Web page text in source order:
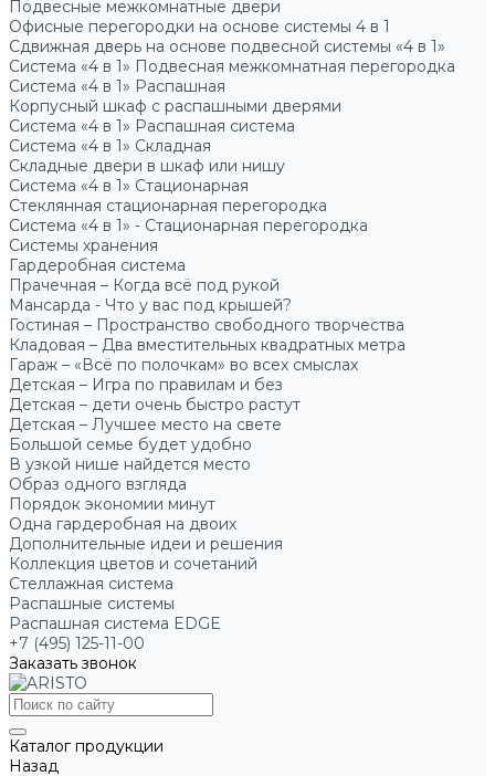
Подвесные межкомнатные двери
Офисные перегородки на основе системы 4 в 1
Сдвижная дверь на основе подвесной системы «4 в 1»
Система «4 в 1» Подвесная межкомнатная перегородка
Система «4 в 1» Распашная
Корпусный шкаф с распашными дверями
Система «4 в 1» Распашная система
Система «4 в 1» Складная
Складные двери в шкаф или нишу
Система «4 в 1» Стационарная
Стеклянная стационарная перегородка
Система «4 в 1» - Стационарная перегородка
Системы хранения
Гардеробная система
Прачечная – Когда всё под рукой
Мансарда - Что у вас под крышей?
Гостиная – Пространство свободного творчества
Кладовая – Два вместительных квадратных метра
Гараж – «Всё по полочкам» во всех смыслах
Детская – Игра по правилам и без
Детская – дети очень быстро растут
Детская – Лучшее место на свете
Большой семье будет удобно
В узкой нише найдется место
Образ одного взгляда
Порядок экономии минут
Одна гардеробная на двоих
Дополнительные идеи и решения
Коллекция цветов и сочетаний
Стеллажная система
Распашные системы
Распашная система EDGE
+7 (495) 125-11-00
Заказать звонок
Каталог продукции
Назад